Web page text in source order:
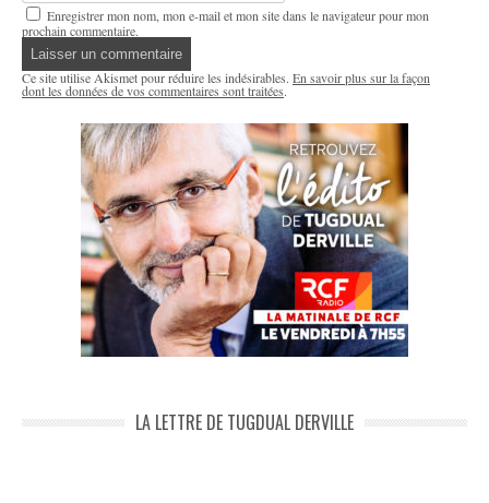
Enregistrer mon nom, mon e-mail et mon site dans le navigateur pour mon
prochain commentaire.
Ce site utilise Akismet pour réduire les indésirables. En savoir plus sur la façon
dont les données de vos commentaires sont traitées.
LA LETTRE DE TUGDUAL DERVILLE